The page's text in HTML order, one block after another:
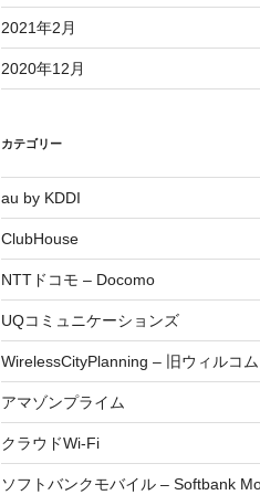
2021年2月
2020年12月
カテゴリー
au by KDDI
ClubHouse
NTTドコモ – Docomo
UQコミュニケーションズ
WirelessCityPlanning – 旧ウィルコム
アマゾンプライム
クラウドWi-Fi
ソフトバンクモバイル – Softbank